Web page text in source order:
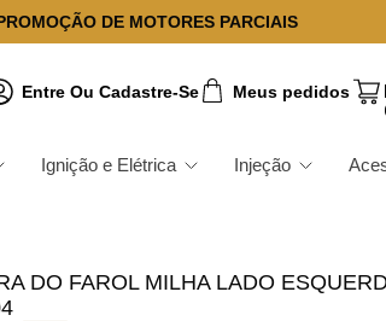
DE MOTORES PARCIAIS
Entre Ou Cadastre-Se Meus pedidos
Ignição e Elétrica Injeção
DO FAROL MILHA LADO